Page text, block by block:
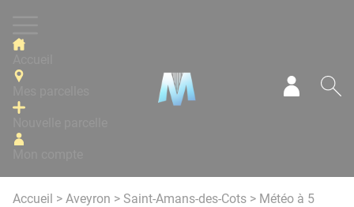
Accueil > Aveyron > Saint-Amans-des-Cots > Météo à 5